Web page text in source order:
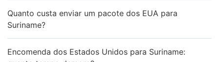
Quanto custa enviar um pacote dos EUA para
Suriname?
Encomenda dos Estados Unidos para Suriname: